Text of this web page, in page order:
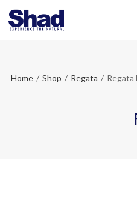
Home / Shop / Regata / Regata